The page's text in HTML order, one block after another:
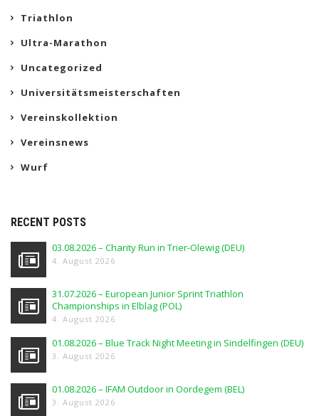
Triathlon
Ultra-Marathon
Uncategorized
Universitätsmeisterschaften
Vereinskollektion
Vereinsnews
Wurf
RECENT POSTS
03.08.2026 – Charity Run in Trier-Olewig (DEU)
4. August 2026
31.07.2026 – European Junior Sprint Triathlon
Championships in Elblag (POL)
4. August 2026
01.08.2026 – Blue Track Night Meeting in Sindelfingen (DEU)
3. August 2026
01.08.2026 – IFAM Outdoor in Oordegem (BEL)
3. August 2026